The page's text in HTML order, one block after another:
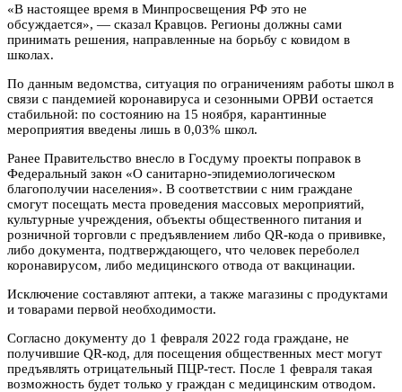
«В настоящее время в Минпросвещения РФ это не
обсуждается», — сказал Кравцов. Регионы должны сами
принимать решения, направленные на борьбу с ковидом в
школах.
По данным ведомства, ситуация по ограничениям работы школ в
связи с пандемией коронавируса и сезонными ОРВИ остается
стабильной: по состоянию на 15 ноября, карантинные
мероприятия введены лишь в 0,03% школ.
Ранее Правительство внесло в Госдуму проекты поправок в
Федеральный закон «О санитарно-эпидемиологическом
благополучии населения». В соответствии с ним граждане
смогут посещать места проведения массовых мероприятий,
культурные учреждения, объекты общественного питания и
розничной торговли с предъявлением либо QR-кода о прививке,
либо документа, подтверждающего, что человек переболел
коронавирусом, либо медицинского отвода от вакцинации.
Исключение составляют аптеки, а также магазины с продуктами
и товарами первой необходимости.
Согласно документу до 1 февраля 2022 года граждане, не
получившие QR-код, для посещения общественных мест могут
предъявлять отрицательный ПЦР-тест. После 1 февраля такая
возможность будет только у граждан с медицинским отводом.